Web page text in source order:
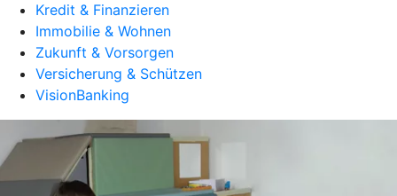
Kredit & Finanzieren
Immobilie & Wohnen
Zukunft & Vorsorgen
Versicherung & Schützen
VisionBanking